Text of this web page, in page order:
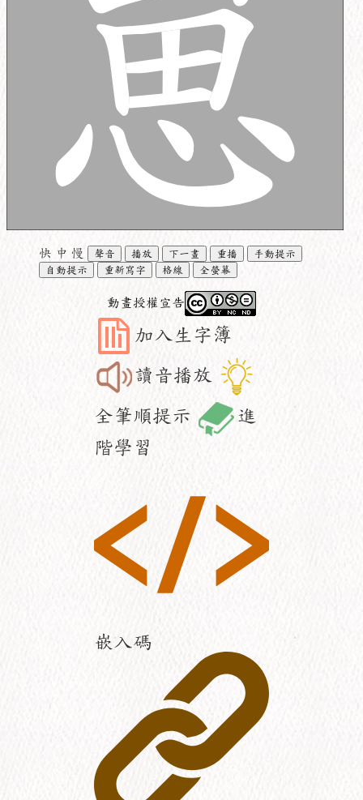
快 中 慢 聲音 播放 下一畫 重播
手動提示
自動提示
重新寫字 格線 全螢幕
動畫授權宣告
加入生字簿
讀音播放
全筆順提示
進
階學習
嵌入碼